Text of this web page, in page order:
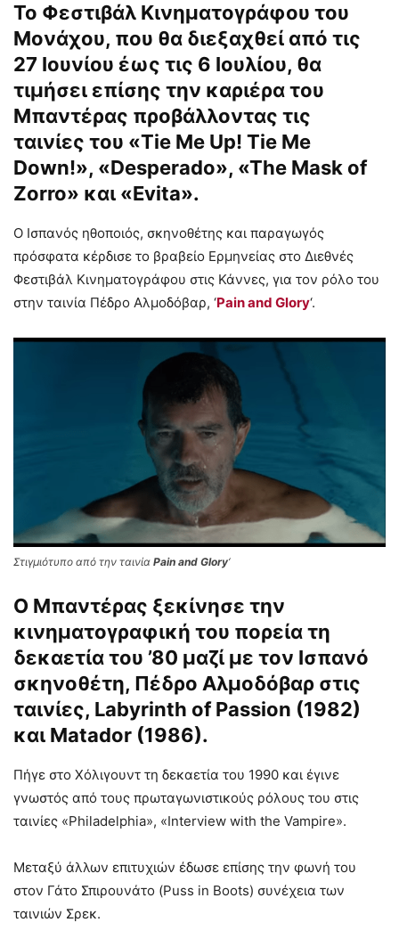
Το Φεστιβάλ Κινηματογράφου του
Μονάχου, που θα διεξαχθεί από τις
27 Ιουνίου έως τις 6 Ιουλίου, θα
τιμήσει επίσης την καριέρα του
Μπαντέρας προβάλλοντας τις
ταινίες του «Tie Me Up! Tie Me
Down!», «Desperado», «The Mask of
Zorro» και «Evita».
Ο Ισπανός ηθοποιός, σκηνοθέτης και παραγωγός
πρόσφατα κέρδισε το βραβείο Ερμηνείας στο Διεθνές
Φεστιβάλ Κινηματογράφου στις Κάννες, για τον ρόλο του
στην ταινία Πέδρο Αλμοδόβαρ, ‘Pain and Glory‘.
Στιγμιότυπο από την ταινία Pain and Glory‘
Ο Μπαντέρας ξεκίνησε την
κινηματογραφική του πορεία τη
δεκαετία του ’80 μαζί με τον Ισπανό
σκηνοθέτη, Πέδρο Αλμοδόβαρ στις
ταινίες, Labyrinth of Passion (1982)
και Matador (1986).
Πήγε στο Χόλιγουντ τη δεκαετία του 1990 και έγινε
γνωστός από τους πρωταγωνιστικούς ρόλους του στις
ταινίες «Philadelphia», «Interview with the Vampire».
Μεταξύ άλλων επιτυχιών έδωσε επίσης την φωνή του
στον Γάτο Σπιρουνάτο (Puss in Boots) συνέχεια των
ταινιών Σρεκ.